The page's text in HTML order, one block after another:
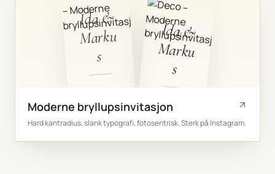
Ida &
Marku
s
Ida &
Marku
s
Moderne bryllupsinvitasjon
Hard kantradius, slank typografi, fotosentrisk. Sterk på Instagram.